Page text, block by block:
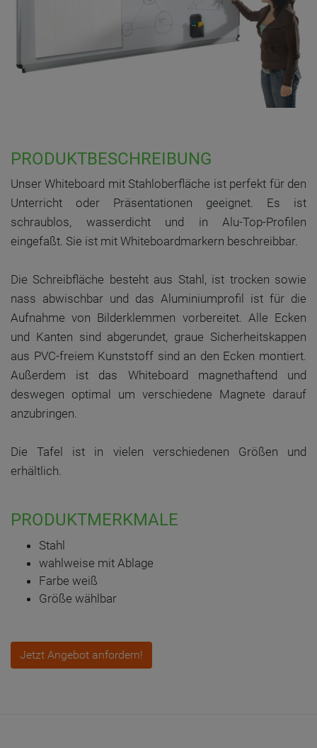
PRODUKTBESCHREIBUNG
Unser Whiteboard mit Stahloberfläche ist perfekt für den
Unterricht oder Präsentationen geeignet. Es ist
schraublos, wasserdicht und in Alu-Top-Profilen
eingefaßt. Sie ist mit Whiteboardmarkern beschreibbar.
Die Schreibfläche besteht aus Stahl, ist trocken sowie
nass abwischbar und das Aluminiumprofil ist für die
Aufnahme von Bilderklemmen vorbereitet. Alle Ecken
und Kanten sind abgerundet, graue Sicherheitskappen
aus PVC-freiem Kunststoff sind an den Ecken montiert.
Außerdem ist das Whiteboard magnethaftend und
deswegen optimal um verschiedene Magnete darauf
anzubringen.
Die Tafel ist in vielen verschiedenen Größen und
erhältlich.
PRODUKTMERKMALE
Stahl
wahlweise mit Ablage
Farbe weiß
Größe wählbar
Jetzt Angebot anfordern!